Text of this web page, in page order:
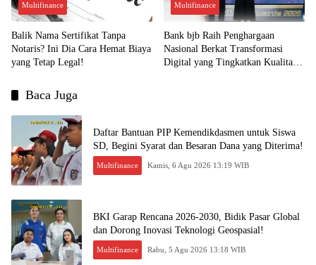
Multifinance
Balik Nama Sertifikat Tanpa
Notaris? Ini Dia Cara Hemat Biaya
yang Tetap Legal!
Multifinance
Bank bjb Raih Penghargaan
Nasional Berkat Transformasi
Digital yang Tingkatkan Kualitas
Baca Juga
Daftar Bantuan PIP Kemendikdasmen untuk Siswa
SD, Begini Syarat dan Besaran Dana yang Diterima!
Multifinance Kamis, 6 Agu 2026 13:19 WIB
BKI Garap Rencana 2026-2030, Bidik Pasar Global
dan Dorong Inovasi Teknologi Geospasial!
Multifinance Rabu, 5 Agu 2026 13:18 WIB